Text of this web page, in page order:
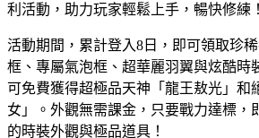
利活動，助力玩家輕鬆上手，暢快修練！
活動期間，累計登入8日，即可領取珍
框、專屬氣泡框、超華麗羽翼與炫酷時
可免費獲得超極品天神「龍王敖光」和
女」。外觀無需課金，只要戰力達標，
的時裝外觀與極品道具！